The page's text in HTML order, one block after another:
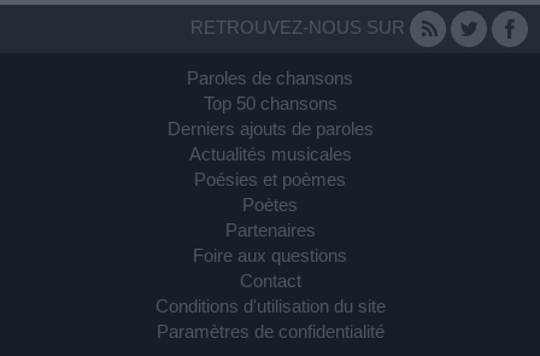
RETROUVEZ-NOUS SUR
Paroles de chansons
Top 50 chansons
Derniers ajouts de paroles
Actualités musicales
Poésies et poèmes
Poètes
Partenaires
Foire aux questions
Contact
Conditions d'utilisation du site
Paramètres de confidentialité